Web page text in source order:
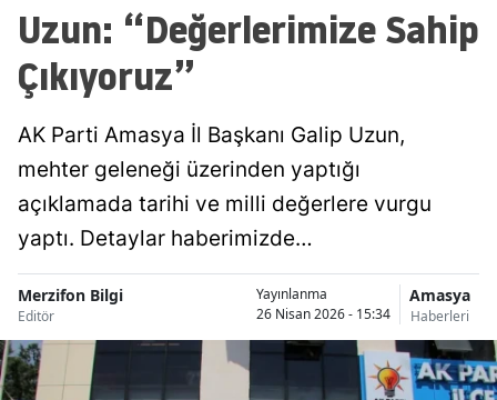
Uzun: “Değerlerimize Sahip
Çıkıyoruz”
AK Parti Amasya İl Başkanı Galip Uzun,
mehter geleneği üzerinden yaptığı
açıklamada tarihi ve milli değerlere vurgu
yaptı. Detaylar haberimizde…
Merzifon Bilgi
Editör
Yayınlanma
26 Nisan 2026 - 15:34
Amasya
Haberleri